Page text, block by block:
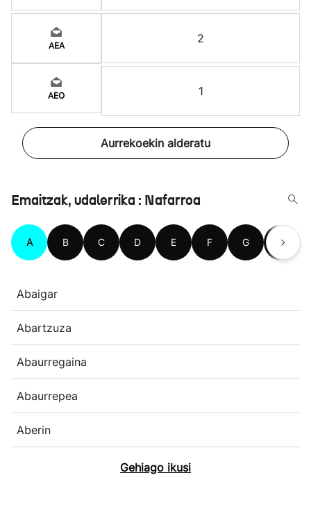
AEA
AEO
2
1
Aurrekoekin alderatu
Emaitzak, udalerrika : Nafarroa
A B C D E F G H
Abaigar
Abartzuza
Abaurregaina
Abaurrepea
Aberin
Gehiago ikusi